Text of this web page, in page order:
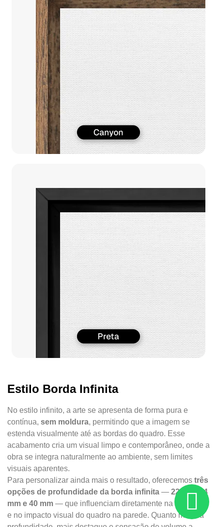
Estilo Borda Infinita
No estilo infinito, a arte se apresenta de forma pura e
contínua, sem moldura, permitindo que a imagem se
estenda visualmente até as bordas do quadro. Esse
acabamento cria um visual limpo e contemporâneo, onde a
obra se integra naturalmente ao ambiente, sem limites
visuais aparentes.
Para personalizar ainda mais o resultado, oferecemos três
opções de profundidade da borda infinita — 22 mm, 34
mm e 40 mm — que influenciam diretamente na presença
e no impacto visual do quadro na parede. Quanto maior a